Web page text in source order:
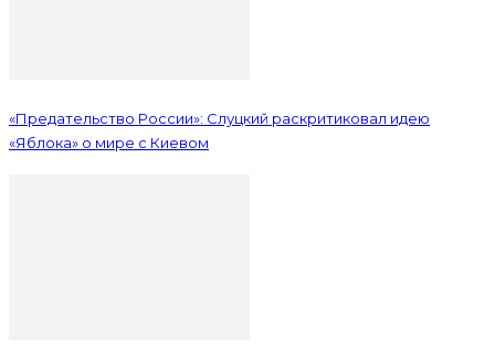
«Предательство России»: Слуцкий раскритиковал идею
«Яблока» о мире с Киевом